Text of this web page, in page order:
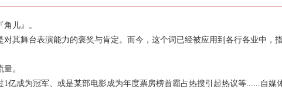
儿』。
其舞台表演能力的褒奖与肯定。而今，这个词已经被应用到各行各业中，
。
亿成为冠军、或是某部电影成为年度票房榜首霸占热搜引起热议等......自媒